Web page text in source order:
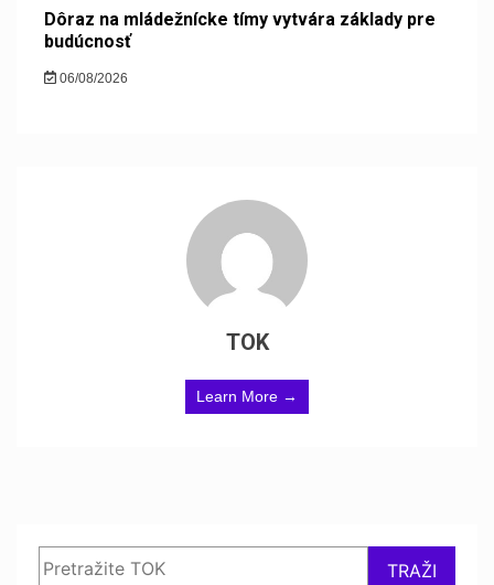
Dôraz na mládežnícke tímy vytvára základy pre
budúcnosť
06/08/2026
TOK
Learn More →
TRAŽI